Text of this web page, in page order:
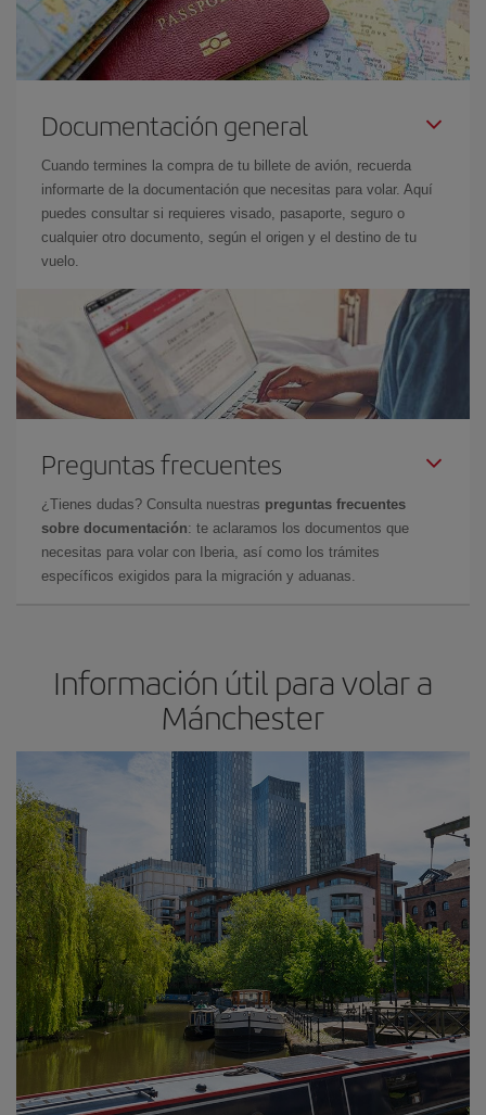
Documentación general
Cuando termines la compra de tu billete de avión, recuerda
informarte de la documentación que necesitas para volar. Aquí
puedes consultar si requieres visado, pasaporte, seguro o
cualquier otro documento, según el origen y el destino de tu
vuelo.
Preguntas frecuentes
¿Tienes dudas? Consulta nuestras preguntas frecuentes
sobre documentación: te aclaramos los documentos que
necesitas para volar con Iberia, así como los trámites
específicos exigidos para la migración y aduanas.
Información útil para volar a
Mánchester